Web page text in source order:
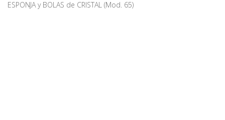
ESPONJA y BOLAS de CRISTAL (Mod. 65)